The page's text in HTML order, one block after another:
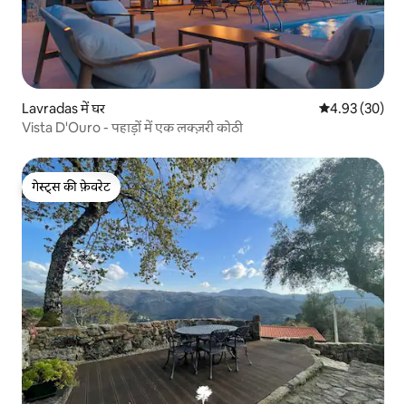
Lavradas में घर औसत रेटिंग 5 में
4.93 (30)
Vista D'Ouro - पहाड़ों में एक लक्ज़री कोठी
गेस्ट्स की फ़ेवरेट
गेस्ट्स की फ़ेवरेट